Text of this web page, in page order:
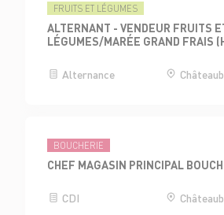
FRUITS ET LÉGUMES
ALTERNANT - VENDEUR FRUITS
LÉGUMES/MARÉE GRAND FRAIS
Alternance
BOUCHERIE
CHEF MAGASIN PRINCIPAL
CDI